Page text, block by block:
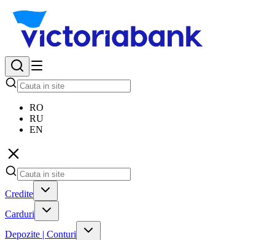
RO
RU
EN
Credite
Carduri
Depozite | Conturi